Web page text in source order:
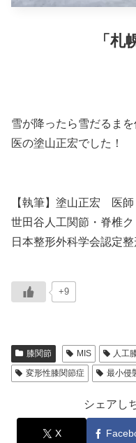
「札
雪が降ったら雪だるま
医の塗山正宏でした！
【執筆】塗山正宏 医師
世田谷人工関節・脊椎ク
日本整形外科学会認定
+9
膝関節 MIS 人工
変形性膝関節症
最小侵
シェアし
X